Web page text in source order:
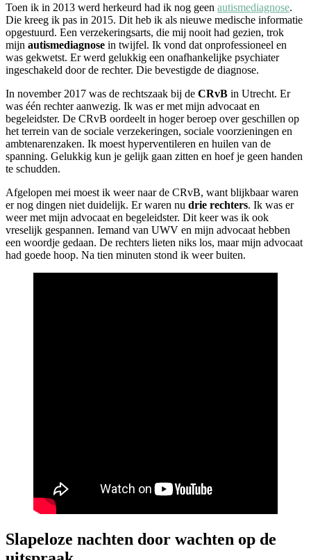
Toen ik in 2013 werd herkeurd had ik nog geen autismediagnose.
Die kreeg ik pas in 2015. Dit heb ik als nieuwe medische informatie
opgestuurd. Een verzekeringsarts, die mij nooit had gezien, trok
mijn autismediagnose in twijfel. Ik vond dat onprofessioneel en
was gekwetst. Er werd gelukkig een onafhankelijke psychiater
ingeschakeld door de rechter. Die bevestigde de diagnose.
In november 2017 was de rechtszaak bij de CRvB in Utrecht. Er
was één rechter aanwezig. Ik was er met mijn advocaat en
begeleidster. De CRvB oordeelt in hoger beroep over geschillen op
het terrein van de sociale verzekeringen, sociale voorzieningen en
ambtenarenzaken. Ik moest hyperventileren en huilen van de
spanning. Gelukkig kun je gelijk gaan zitten en hoef je geen handen
te schudden.
Afgelopen mei moest ik weer naar de CRvB, want blijkbaar waren
er nog dingen niet duidelijk. Er waren nu drie rechters. Ik was er
weer met mijn advocaat en begeleidster. Dit keer was ik ook
vreselijk gespannen. Iemand van UWV en mijn advocaat hebben
een woordje gedaan. De rechters lieten niks los, maar mijn advocaat
had goede hoop. Na tien minuten stond ik weer buiten.
Slapeloze nachten door wachten op de